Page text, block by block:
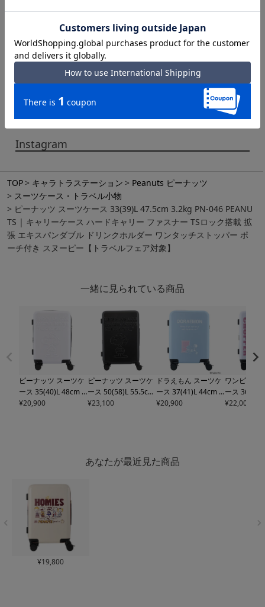
TOP キャラトラステーション
Peanuts ピーナッツ
スーツケース・トラベル小物
ピーナッツ スーツケース 33(39)L 47.5cm 3.2kg PN-046 PEANU
TS | キャリーケース ハードキャリー ファスナー TSロック搭載 拡
張 エキスパンダブル ドリンクホルダー ワンタッチストッパー ポ
ーチ付き スヌーピー【トラベルフェア対象】
の個体差により、若干サイズのばらつきがあります。サイズはあくまでも
目安としてお考えください。
● 天然皮革・素材を使用している商品によっては、天然素材の特性上、部
位により風合いやシミ・シワ感や焦げ、濃淡など多少の個体差がある場合
があります。あらかじめご了承ください。
TSAロック（TSロック）｜アメリカ（ハワイ等含む）渡航の際、TSA公認
の製品に限り鍵をかけて預ける事ができます。この製品のTSAロックは米
国連邦航空省運輸保安局が認定しTRAVELSENTRY社が管理・運営してい
Instagram
一緒に見られている商品
ピーナッツ スーツケ
ース 35(40)L 48cm 3.
4kgPN-048 PEANUT
ー【トラベルフェア
対象】
¥20,900
ピーナッツ スーツケ
ース 50(58)L 55.5cm
3.8kgPN-049 PEAN
ブル ドリンクホルダ
¥23,100
ドラえもん スーツケ
ース 37(41)L 44cm 3.
6kgDOR-014 DORAE
ブル ワンタッチスト
¥20,900
ワンピース
ース
8kgONE-
¥22,000
あなたが最近見た商品
¥19,800